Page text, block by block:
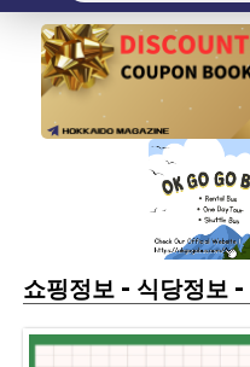
쇼핑정보- 식당정보-